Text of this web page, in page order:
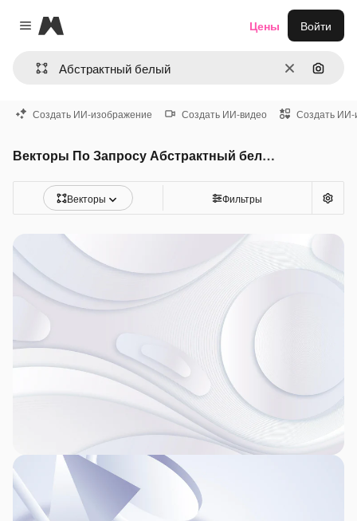
Close menu
Magnific
ОчиститьПоиск
Цены Войти
Создать ИИ-изображение Создать ИИ-видео Создать ИИ-
Векторы По Запросу Абстрактный белый
Векторы Фильтры